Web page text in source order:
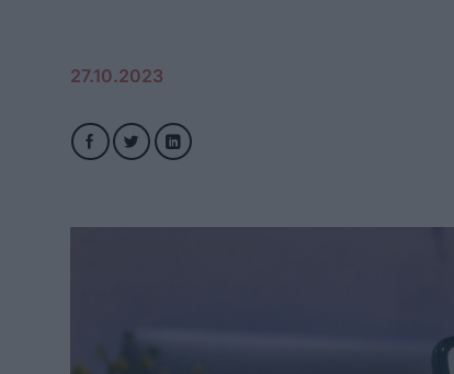
27.10.2023